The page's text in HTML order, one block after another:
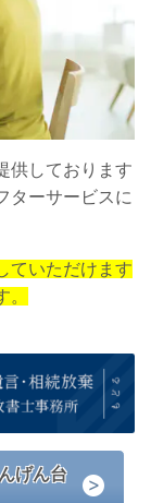
供しております
ターサービスに
ていただけます
げん台